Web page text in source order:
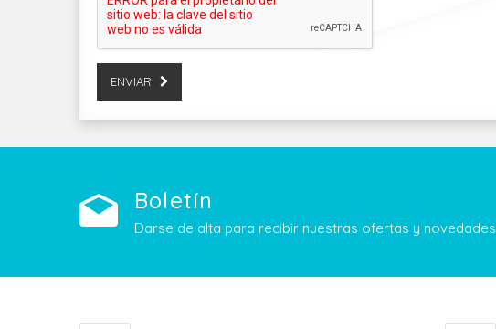
ENVIAR
Boletín
Darse de alta para recibir nuestras ofertas y novedades